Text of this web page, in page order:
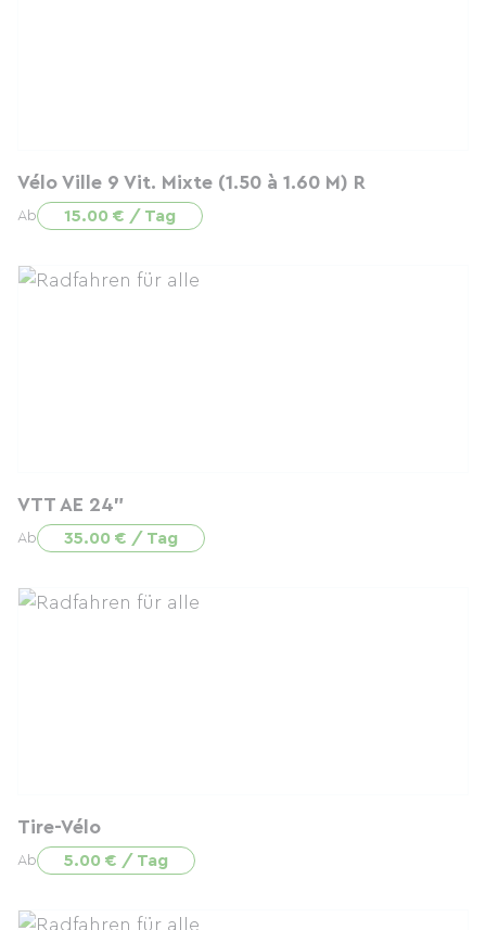
Vélo Ville 9 Vit. Mixte (1.50 à 1.60 M) R
Ab 15.00 € / Tag
VTT AE 24"
Ab 35.00 € / Tag
Tire-Vélo
Ab 5.00 € / Tag